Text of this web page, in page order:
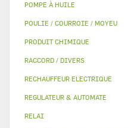
POMPE À HUILE
POULIE / COURROIE / MOYEU
PRODUIT CHIMIQUE
RACCORD / DIVERS
RECHAUFFEUR ELECTRIQUE
REGULATEUR & AUTOMATE
RELAI